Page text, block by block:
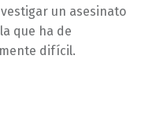
un asesinato
que ha de
difícil.